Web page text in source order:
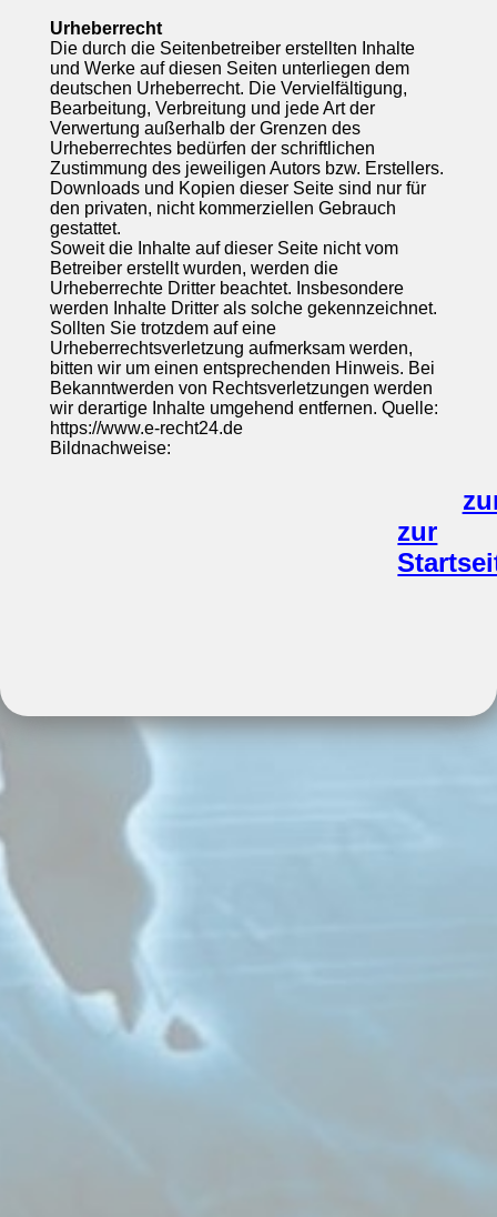
Urheberrecht
Die durch die Seitenbetreiber erstellten Inhalte
und Werke auf diesen Seiten unterliegen dem
deutschen Urheberrecht. Die Vervielfältigung,
Bearbeitung, Verbreitung und jede Art der
Verwertung außerhalb der Grenzen des
Urheberrechtes bedürfen der schriftlichen
Zustimmung des jeweiligen Autors bzw. Erstellers.
Downloads und Kopien dieser Seite sind nur für
den privaten, nicht kommerziellen Gebrauch
gestattet.
Soweit die Inhalte auf dieser Seite nicht vom
Betreiber erstellt wurden, werden die
Urheberrechte Dritter beachtet. Insbesondere
werden Inhalte Dritter als solche gekennzeichnet.
Sollten Sie trotzdem auf eine
Urheberrechtsverletzung aufmerksam werden,
bitten wir um einen entsprechenden Hinweis. Bei
Bekanntwerden von Rechtsverletzungen werden
wir derartige Inhalte umgehend entfernen. Quelle:
https://www.e-recht24.de
Bildnachweise:
zur